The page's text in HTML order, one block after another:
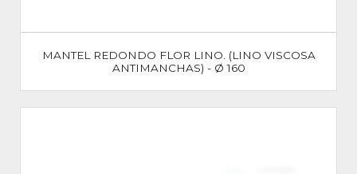
MANTEL REDONDO FLOR LINO. (LINO VISCOSA
ANTIMANCHAS) - Ø 160